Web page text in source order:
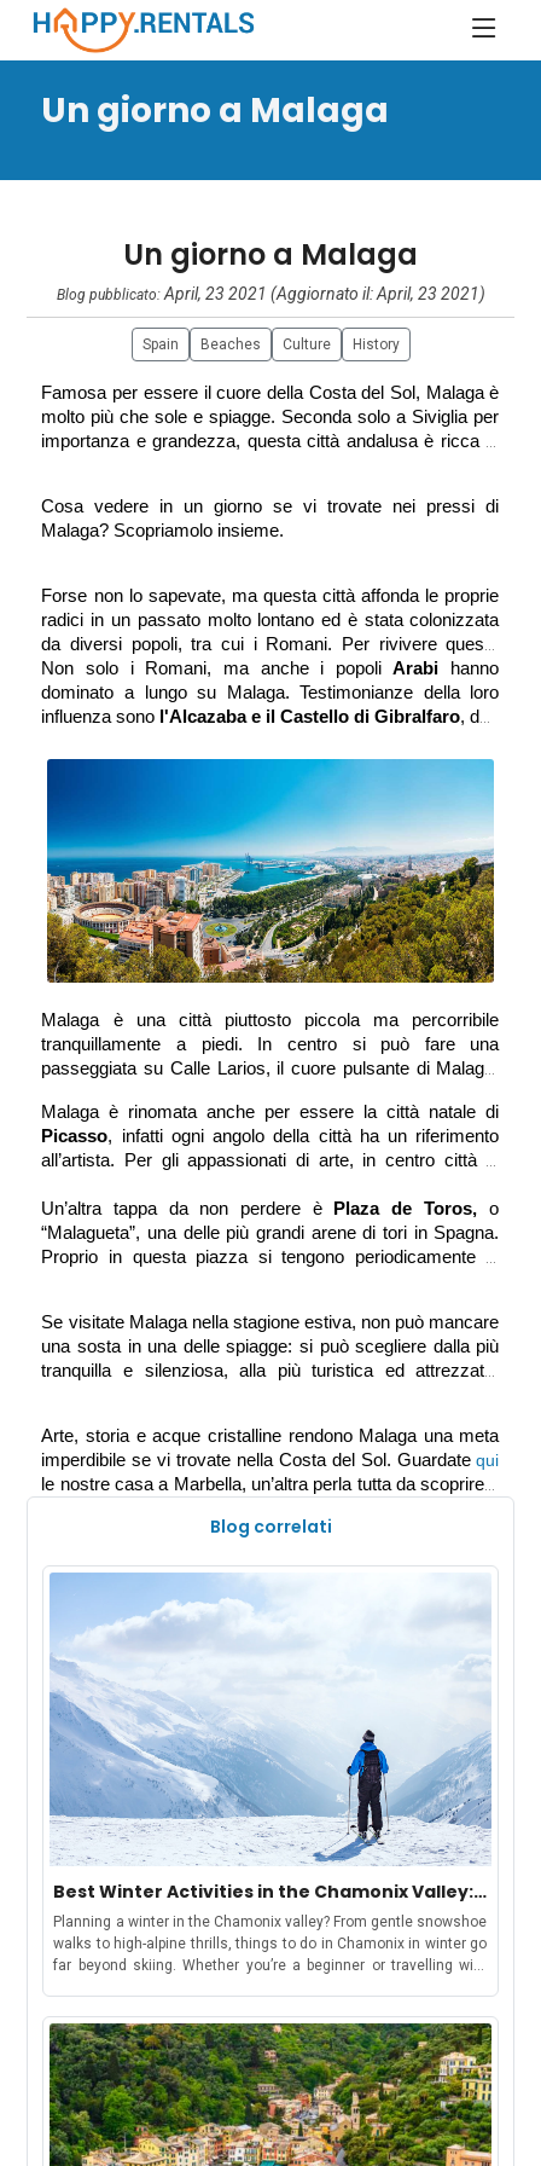
Un giorno a Malaga
Un giorno a Malaga
Blog pubblicato:April, 23 2021 (Aggiornato il: April, 23 2021)
Spain Beaches Culture History
Famosa per essere il cuore della Costa del Sol, Malaga è
molto più che sole e spiagge. Seconda solo a Siviglia per
importanza e grandezza, questa città andalusa è ricca di
Cosa vedere in un giorno se vi trovate nei pressi di
Malaga? Scopriamolo insieme.
Forse non lo sapevate, ma questa città affonda le proprie
radici in un passato molto lontano ed è stata colonizzata
da diversi popoli, tra cui i Romani. Per rivivere questo
pezzo di storia antica si può visitare il Teatro Romano, il
cui ingresso è gratuito. Basteranno pochi minuti al suo
interno per essere trasportati indietro nel tempo! Risalente
Non solo i Romani, ma anche i popoli Arabi hanno
dominato a lungo su Malaga. Testimonianze della loro
influenza sono l'Alcazaba e il Castello di Gibralfaro, due
quali si può ammirare un panorama mozzafiato sulla città
e sul mare. Sono un esempio di architettura difensiva ben
conservata e possono essere visitate anche all’interno.
Malaga è una città piuttosto piccola ma percorribile
tranquillamente a piedi. In centro si può fare una
passeggiata su Calle Larios, il cuore pulsante di Malaga.
una Cerveza, la birra tipica di queste zone, è una tappa
obbligatoria! Sempre nel centro della città merita di essere
visitata la Cattedrale di Malaga, un edificio con richiami
soprannominata “La Manquita” perché la torre destra
dell’edificio è rimasta incompleta.
Picasso, infatti ogni angolo della città ha un riferimento
all’artista. Per gli appassionati di arte, in centro città si
opere del famoso pittore e scultore che ha segnato la
corrente artistica del cubismo.
Un’altra tappa da non perdere è Plaza de Toros, o
“Malagueta”, una delle più grandi arene di tori in Spagna.
Proprio in questa piazza si tengono periodicamente le
Se visitate Malaga nella stagione estiva, non può mancare
una sosta in una delle spiagge: si può scegliere dalla più
tranquilla e silenziosa, alla più turistica ed attrezzata.
coinvolge turisti stranieri e locali e che consiste in balli,
spettacoli e rievocazioni storiche in giro per la città. Di
giorno l’evento si tiene nel cuore della città andalusa,
mentre la sera si sposta in una zona apposita e
raggiungibile con bus navetta dedicati.
Arte, storia e acque cristalline rendono Malaga una meta
imperdibile se vi trovate nella Costa del Sol. Guardate
le nostre casa a Marbella, un’altra perla tutta da scoprire a
Blog correlati
Best Winter Activities in the Chamonix Valley:
Chamonix, Les Houches, Argentière &
Vallorcine
Planning a winter in the Chamonix valley? From gentle snowshoe
walks to high-alpine thrills, things to do in Chamonix in winter go
far beyond skiing. Whether you’re a beginner or travelling with
find your winter base in the Chamonix ValleyBut first, let’s
understand-How to Use This GuideWe have curated this guide to
make your holiday shortlisting a cakewalk. This guide includes
each area in the valley, offering a distinct winter
experience:Chamonix: ideal for lively stays, easy access to
attractions, and family-friendly fun.Les Houches: gentle slopes
and sledging, great for beginners and families.Argentière: snow-